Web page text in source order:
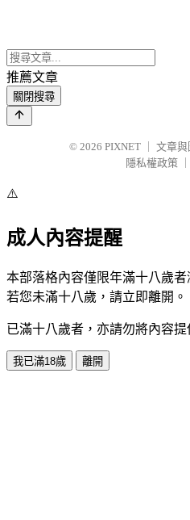
推薦文章
關閉搜尋
© 2026 PIXNET
文章與
隱私權政策
⚠️
成人內容提醒
本部落格內容僅限年滿十八歲者
若您未滿十八歲，請立即離開。
已滿十八歲者，亦請勿將內容提
我已滿18歲 離開